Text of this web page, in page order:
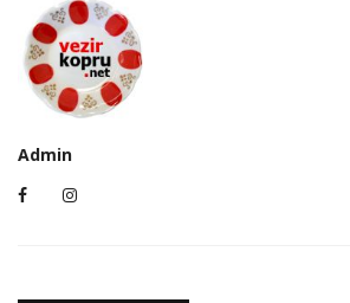
Admin